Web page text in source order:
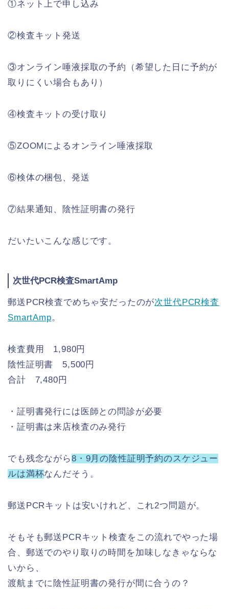
①ネット上で申し込み
②検査キット発送
③オンライン唾液採取の予約（希望した日に予約が
取りにくい場合もあり）
④検査キットの受け取り
⑤ZOOMによるオンライン唾液採取
⑥検体の梱包、発送
⑦結果通知、陰性証明書の発行
だいたいこんな感じです。
次世代PCR検査SmartAmp
郵送PCR検査でめちゃ安だったのが次世代PCR検査
SmartAmp。
検査費用 1,980円
陰性証明書 5,500円
合計 7,480円
・証明書発行には医師との問診が必要
・証明書は来店検査のみ発行
でも残念ながら8・9月の陰性証明予約のスケジュー
ルは満杯なんだそう。
郵送PCRキットは安いけれど、これ2つ問題が。
そもそも郵送PCRキット検査をこの流れでやった場
合、郵送でのやり取りの時間を加味しなきゃならな
いから、
渡航までに陰性証明書の発行が間に合うの？